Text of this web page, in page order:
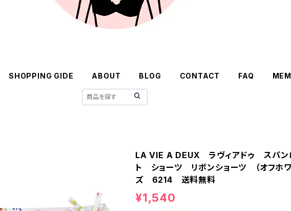
SHOPPING GIDE ABOUT BLOG CONTACT FAQ
LA VIE A DEUX ラヴィアドゥ スパン
ト ショーツ リボンショーツ （オフホワ
ズ 6214 送料無料
¥1,540